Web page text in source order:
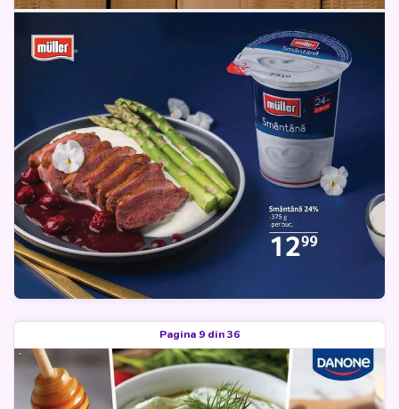
Pagina 9 din 36